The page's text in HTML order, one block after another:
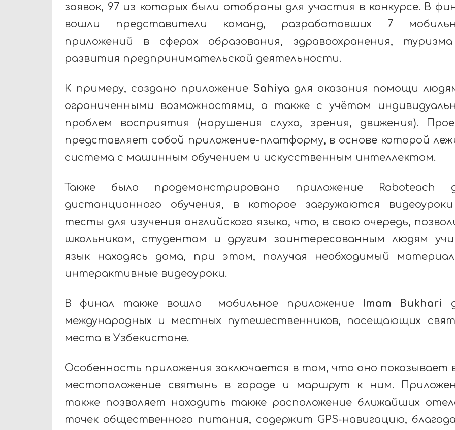
заявок, 97 из которых были отобраны для участия в конкурсе. В
вошли представители команд, разработавших 7
приложений в сферах образования, здравоохранения,
развития предпринимательской деятельности.
К примеру, создано приложение Sahiya для оказания помощи
ограниченными возможностями, а также с учётом
проблем восприятия (нарушения слуха, зрения, движения).
представляет собой приложение-платформу, в основе которой
система с машинным обучением и искусственным интеллектом.
Также было продемонстрировано приложение Roboteach
дистанционного обучения, в которое загружаются
тесты для изучения английского языка, что, в свою очередь,
школьникам, студентам и другим заинтересованным людям
язык находясь дома, при этом, получая необходимый
интерактивные видеоуроки.
В финал также вошло мобильное приложение Imam Bukhari
международных и местных путешественников, посещающих
места в Узбекистане.
Особенность приложения заключается в том, что оно показывает
местоположение святынь в городе и маршрут к ним.
также позволяет находить также расположение ближайших
точек общественного питания, содержит GPS-навигацию,